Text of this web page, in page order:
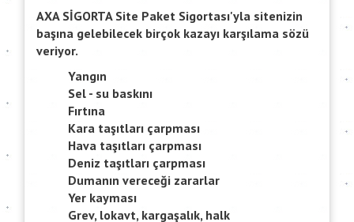
AXA SİGORTA Site Paket Sigortası'yla sitenizin
başına gelebilecek birçok kazayı karşılama sözü
veriyor.
Yangın
Sel - su baskını
Fırtına
Kara taşıtları çarpması
Hava taşıtları çarpması
Deniz taşıtları çarpması
Dumanın vereceği zararlar
Yer kayması
Grev, lokavt, kargaşalık, halk